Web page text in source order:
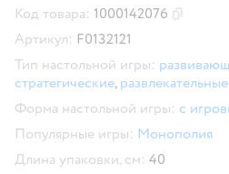
Код товара: 1000142076
Артикул: F0132121
Тип настольной игры:
стратегические, развлекательные
Форма настольной игры: с
Популярные игры: Монополия
Длина упаковки, см: 40